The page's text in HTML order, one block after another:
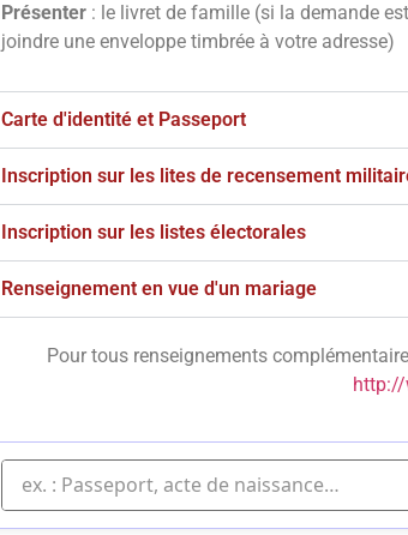
Présenter : le livret de famille (si la demande
joindre une enveloppe timbrée à votre adresse)
Carte d'identité et Passeport
Inscription sur les lites de recensement
Inscription sur les listes électorales
Renseignement en vue d'un mariage
Pour tous renseignements